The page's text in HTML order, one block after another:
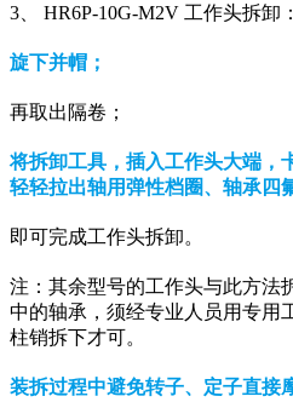
3、 HR6P-10G-M2V 工作头拆卸：
旋下并帽；
再取出隔卷；
将拆卸工具，插入工作头大端，
轻轻拉出轴用弹性档圈、轴承四
即可完成工作头拆卸。
注：其余型号的工作头与此方法
中的轴承，须经专业人员用专用
柱销拆下才可。
装拆过程中避免转子、定子直接